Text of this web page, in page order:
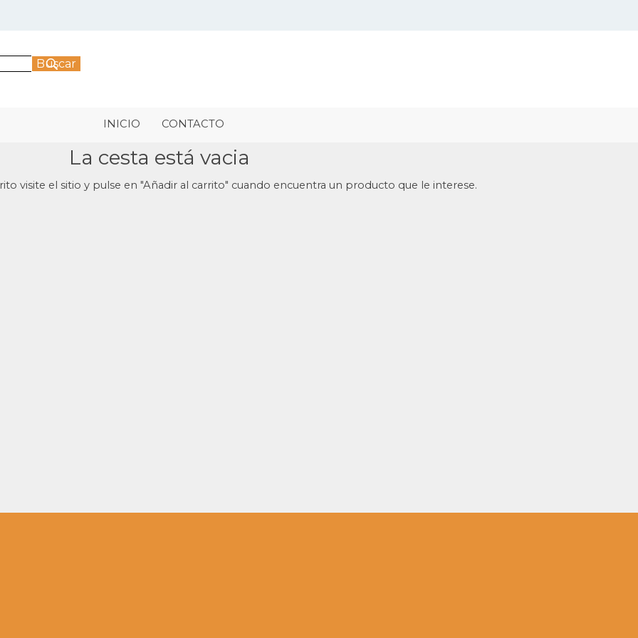
Buscar
Saltar menú
INICIO CONTACTO
La cesta está vacia
visite el sitio y pulse en "Añadir al carrito" cuando encuentra un producto que le interese.